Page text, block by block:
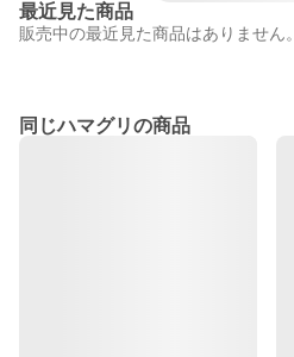
最近見た商品
販売中の最近見た商品はありません。
同じハマグリの商品